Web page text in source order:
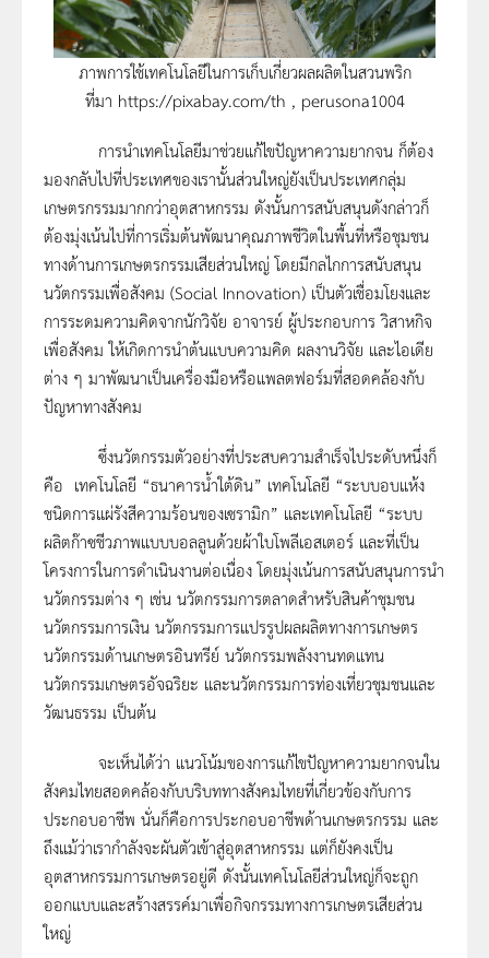
ภาพการใช้เทคโนโลยีในการเก็บเกี่ยวผลผลิตในสวนพริก
ที่มา https://pixabay.com/th , perusona1004
การนำเทคโนโลยีมาช่วยแก้ไขปัญหาความยากจน ก็ต้อง
มองกลับไปที่ประเทศของเรานั้นส่วนใหญ่ยังเป็นประเทศกลุ่ม
เกษตรกรรมมากกว่าอุตสาหกรรม ดังนั้นการสนับสนุนดังกล่าวก็
ต้องมุ่งเน้นไปที่การเริ่มต้นพัฒนาคุณภาพชีวิตในพื้นที่หรือชุมชน
ทางด้านการเกษตรกรรมเสียส่วนใหญ่ โดยมีกลไกการสนับสนุน
นวัตกรรมเพื่อสังคม (Social Innovation) เป็นตัวเชื่อมโยงและ
การระดมความคิดจากนักวิจัย อาจารย์ ผู้ประกอบการ วิสาหกิจ
เพื่อสังคม ให้เกิดการนำต้นแบบความคิด ผลงานวิจัย และไอเดีย
ต่าง ๆ มาพัฒนาเป็นเครื่องมือหรือแพลตฟอร์มที่สอดคล้องกับ
ปัญหาทางสังคม
ซึ่งนวัตกรรมตัวอย่างที่ประสบความสำเร็จไประดับหนึ่งก็
คือ เทคโนโลยี “ธนาคารน้ำใต้ดิน” เทคโนโลยี “ระบบอบแห้ง
ชนิดการแผ่รังสีความร้อนของเซรามิก” และเทคโนโลยี “ระบบ
ผลิตก๊าซชีวภาพแบบบอลลูนด้วยผ้าใบโพลีเอสเตอร์ และที่เป็น
โครงการในการดำเนินงานต่อเนื่อง โดยมุ่งเน้นการสนับสนุนการนำ
นวัตกรรมต่าง ๆ เช่น นวัตกรรมการตลาดสำหรับสินค้าชุมชน
นวัตกรรมการเงิน นวัตกรรมการแปรรูปผลผลิตทางการเกษตร
นวัตกรรมด้านเกษตรอินทรีย์ นวัตกรรมพลังงานทดแทน
นวัตกรรมเกษตรอัจฉริยะ และนวัตกรรมการท่องเที่ยวชุมชนและ
วัฒนธรรม เป็นต้น
จะเห็นได้ว่า แนวโน้มของการแก้ไขปัญหาความยากจนใน
สังคมไทยสอดคล้องกับบริบททางสังคมไทยที่เกี่ยวข้องกับการ
ประกอบอาชีพ นั่นก็คือการประกอบอาชีพด้านเกษตรกรรม และ
ถึงแม้ว่าเรากำลังจะผันตัวเข้าสู่อุตสาหกรรม แต่ก็ยังคงเป็น
อุตสาหกรรมการเกษตรอยู่ดี ดังนั้นเทคโนโลยีส่วนใหญ่ก็จะถูก
ออกแบบและสร้างสรรค์มาเพื่อกิจกรรมทางการเกษตรเสียส่วน
ใหญ่